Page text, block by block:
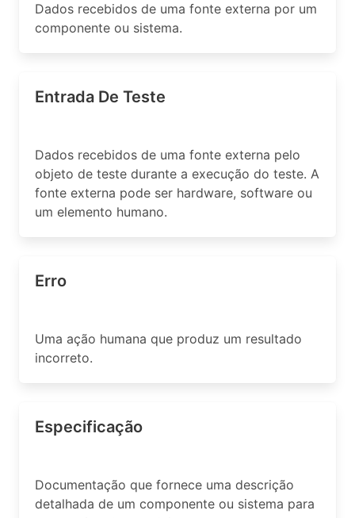
Dados recebidos de uma fonte externa por um
componente ou sistema.
Entrada De Teste
Dados recebidos de uma fonte externa pelo
objeto de teste durante a execução do teste. A
fonte externa pode ser hardware, software ou
um elemento humano.
Erro
Uma ação humana que produz um resultado
incorreto.
Especificação
Documentação que fornece uma descrição
detalhada de um componente ou sistema para